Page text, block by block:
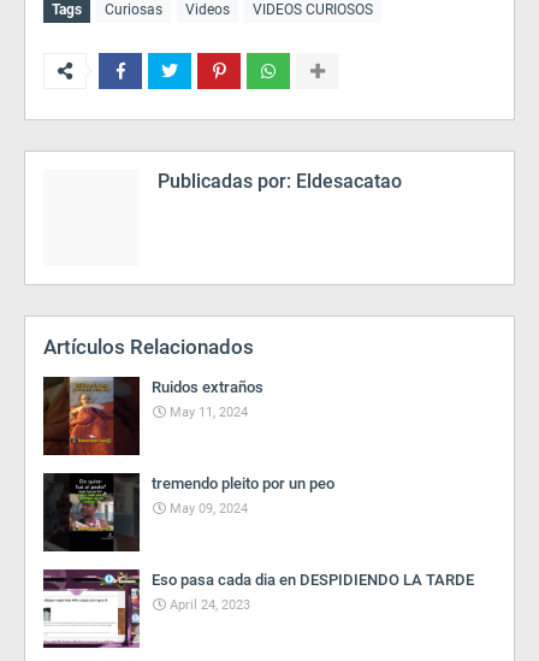
Tags Curiosas Videos VIDEOS CURIOSOS
Publicadas por: Eldesacatao
Artículos Relacionados
Ruidos extraños
May 11, 2024
tremendo pleito por un peo
May 09, 2024
Eso pasa cada dia en DESPIDIENDO LA TARDE
April 24, 2023